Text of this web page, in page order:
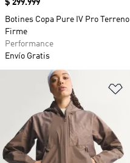
Precio
$ 299.999
Botines Copa Pure IV Pro Terreno
Firme
Performance
Envío Gratis